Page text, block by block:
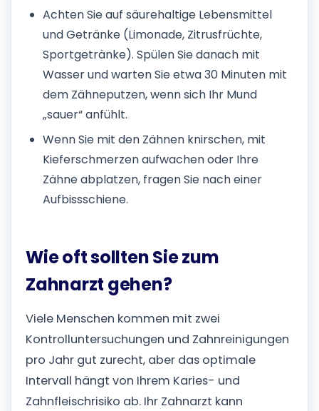
Achten Sie auf säurehaltige Lebensmittel
und Getränke (Limonade, Zitrusfrüchte,
Sportgetränke). Spülen Sie danach mit
Wasser und warten Sie etwa 30 Minuten mit
dem Zähneputzen, wenn sich Ihr Mund
„sauer“ anfühlt.
Wenn Sie mit den Zähnen knirschen, mit
Kieferschmerzen aufwachen oder Ihre
Zähne abplatzen, fragen Sie nach einer
Aufbissschiene.
Wie oft sollten Sie zum
Zahnarzt gehen?
Viele Menschen kommen mit zwei
Kontrolluntersuchungen und Zahnreinigungen
pro Jahr gut zurecht, aber das optimale
Intervall hängt von Ihrem Karies- und
Zahnfleischrisiko ab. Ihr Zahnarzt kann